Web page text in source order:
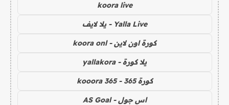
koora live
Yalla Live - يلا لايف
كورة اون لاين - koora onl
يلا كورة - yallakora
كورة 365 - kooora 365
اس جول - AS Goal